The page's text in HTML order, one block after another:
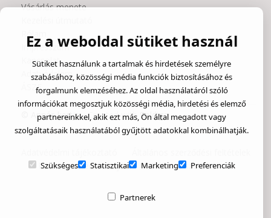
Vásárlás menete
Impresszum
Kapcsolat
Adatvédelem
ÁSZF
© Annás kertje- Created with Soldigo
Pénzvisszatérítési eljárás
Elállás a szerződéstől
Ez a weboldal sütiket használ
Sütiket használunk a tartalmak és hirdetések személyre
szabásához, közösségi média funkciók biztosításához és
forgalmunk elemzéséhez. Az oldal használatáról szóló
információkat megosztjuk közösségi média, hirdetési és elemző
partnereinkkel, akik ezt más, Ön által megadott vagy
szolgáltatásaik használatából gyűjtött adatokkal kombinálhatják.
Szükséges Statisztikai Marketing Preferenciák
Partnerek